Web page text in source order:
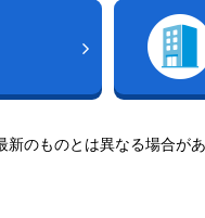
のものとは異なる場合が